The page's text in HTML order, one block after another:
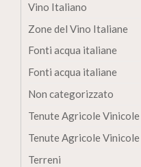
Vino Italiano
Zone del Vino Italiane
Fonti acqua italiane
Fonti acqua italiane
Non categorizzato
Tenute Agricole Vinicole
Tenute Agricole Vinicole
Terreni